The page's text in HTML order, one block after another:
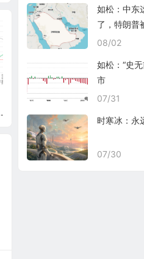
路财主：制造业回流
美国，为何只是总统
们的“政治表演”？
关
如松：中东
了，特朗普
08/02
如松：“史
市
07/31
时寒冰：永
07/30